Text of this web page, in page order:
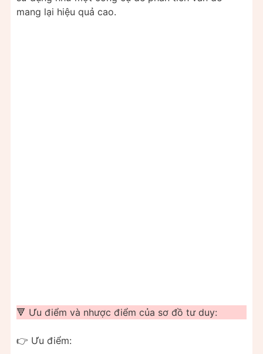
mang lại hiệu quả cao.
🔻 Ưu điểm và nhược điểm của sơ đồ tư duy:
👉 Ưu điểm: